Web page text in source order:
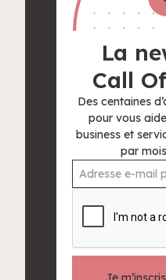
La
Call
Des centaines
pour vous
business et
par